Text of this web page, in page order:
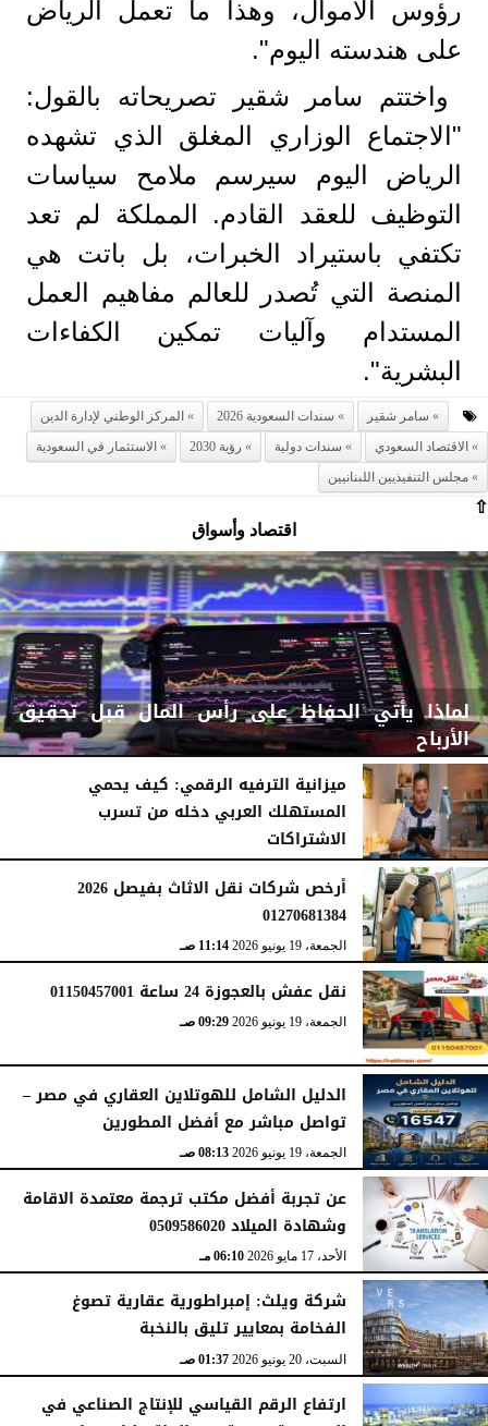
رؤوس الأموال، وهذا ما تعمل الرياض
على هندسته اليوم".
واختتم سامر شقير تصريحاته بالقول:
"الاجتماع الوزاري المغلق الذي تشهده
الرياض اليوم سيرسم ملامح سياسات
التوظيف للعقد القادم. المملكة لم تعد
تكتفي باستيراد الخبرات، بل باتت هي
المنصة التي تُصدر للعالم مفاهيم العمل
المستدام وآليات تمكين الكفاءات
البشرية".
سامر شقير سندات السعودية 2026
المركز الوطني لإدارة الدين
الاقتصاد السعودي
سندات دولية رؤية 2030
الاستثمار في السعودية
مجلس التنفيذيين اللبنانيين
⇧
اقتصاد وأسواق
لماذا يأتي الحفاظ على رأس المال قبل تحقيق
الأرباح
الثلاثاء، 14 يوليو 2026 05:05 مـ
ميزانية الترفيه الرقمي: كيف يحمي
المستهلك العربي دخله من تسرب
الاشتراكات
الجمعة، 3 يوليو 2026
أرخص شركات نقل الاثاث بفيصل 2026
01270681384
الجمعة، 19 يونيو 2026 11:14 صـ
نقل عفش بالعجوزة 24 ساعة 01150457001
الجمعة، 19 يونيو 2026 09:29 صـ
الدليل الشامل للهوتلاين العقاري في مصر –
تواصل مباشر مع أفضل المطورين
الجمعة، 19 يونيو 2026 08:13 صـ
عن تجربة أفضل مكتب ترجمة معتمدة الاقامة
وشهادة الميلاد 0509586020
الأحد، 17 مايو 2026 06:10 مـ
شركة ويلث: إمبراطورية عقارية تصوغ
الفخامة بمعايير تليق بالنخبة
السبت، 20 يونيو 2026 01:37 صـ
ارتفاع الرقم القياسي للإنتاج الصناعي في